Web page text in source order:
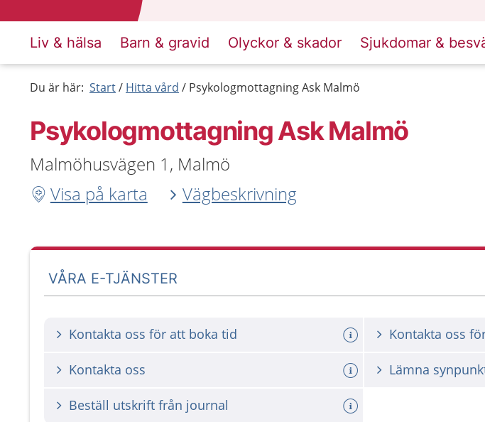
Liv & hälsa Barn & gravid Olyckor & skador Sjukdomar &
Du är här: Start Hitta vård Psykologmottagning Ask Malmö
Psykologmottagning Ask Malmö
Malmöhusvägen 1, Malmö
Visa på karta
Vägbeskrivning
VÅRA E-TJÄNSTER
Kontakta oss för att boka tid
Kontakta oss Lämna
Beställ utskrift från journal